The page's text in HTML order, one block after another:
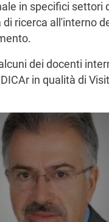
in specifici settori
di ricerca all'interno
dei docenti
in qualità di